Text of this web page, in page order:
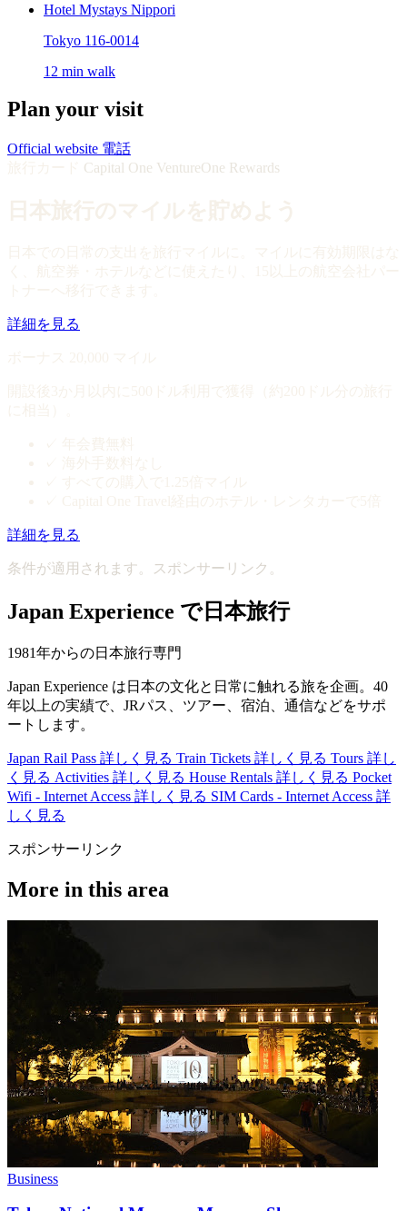
Hotel Mystays Nippori
Tokyo 116-0014
12 min walk
Plan your visit
Official website 電話
Capital One VentureOne Rewards
詳細を見る
詳細を見る
条件が適用されます。スポンサーリンク。
Japan Experience で日本旅行
1981年からの日本旅行専門
Japan Experience は日本の文化と日常に触れる旅を企画。40
年以上の実績で、JRパス、ツアー、宿泊、通信などをサポ
ートします。
Japan Rail Pass 詳しく見る Train Tickets 詳しく見る Tours 詳し
く見る Activities 詳しく見る House Rentals 詳しく見る Pocket
Wifi - Internet Access 詳しく見る SIM Cards - Internet Access 詳
しく見る
スポンサーリンク
More in this area
Business